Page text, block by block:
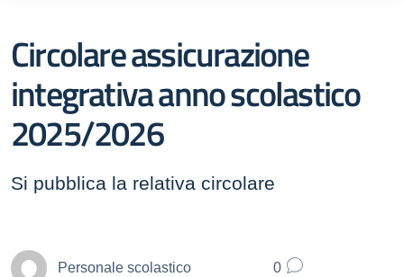
Circolare assicurazione
integrativa anno scolastico
2025/2026
Si pubblica la relativa circolare
Personale scolastico 0